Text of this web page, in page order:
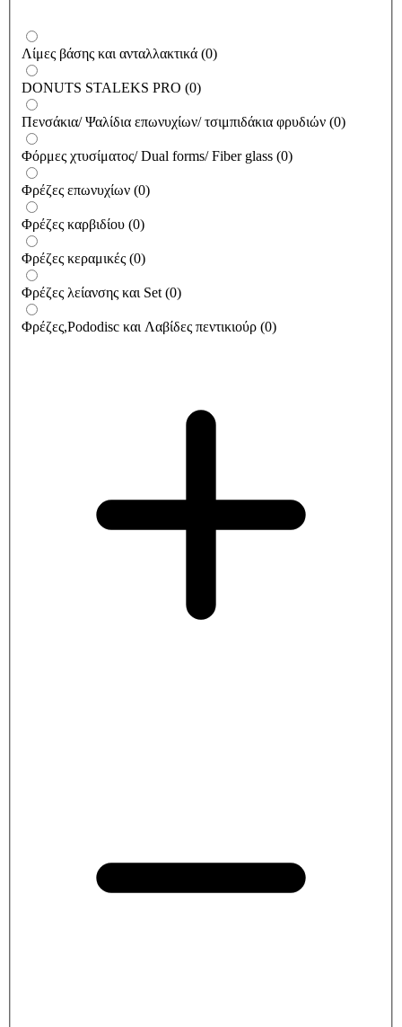
Λίμες βάσης και ανταλλακτικά (0)
DONUTS STALEKS PRO (0)
Πενσάκια/ Ψαλίδια επωνυχίων/ τσιμπιδάκια φρυδιών (0)
Φόρμες χτυσίματος/ Dual forms/ Fiber glass (0)
Φρέζες επωνυχίων (0)
Φρέζες καρβιδίου (0)
Φρέζες κεραμικές (0)
Φρέζες λείανσης και Set (0)
Φρέζες,Pododisc και Λαβίδες πεντικιούρ (0)